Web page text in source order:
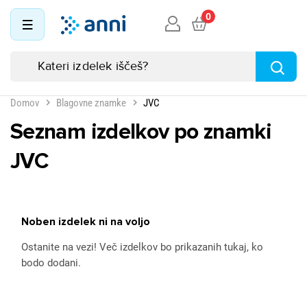
0
Domov Blagovne znamke JVC
Seznam izdelkov po znamki
JVC
Noben izdelek ni na voljo
Ostanite na vezi! Več izdelkov bo prikazanih tukaj, ko
bodo dodani.